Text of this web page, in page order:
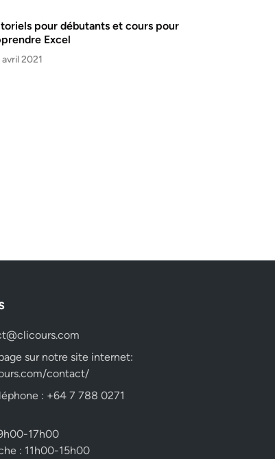
pour débutants et cours pour
Excel
2021
sur notre site internet:
contact/
: +64 7 788 0271
17h00
: 11h00-15h00